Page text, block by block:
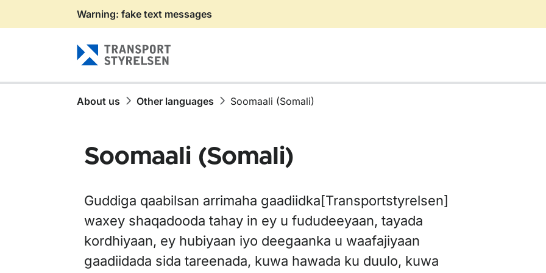
Gå till sidans innehåll
Warning: fake text messages
About us Other languages Soomaali (Somali)
Soomaali (Somali)
Guddiga qaabilsan arrimaha gaadiidka[Transportstyrelsen]
waxey shaqadooda tahay in ey u fududeeyaan, tayada
kordhiyaan, ey hubiyaan iyo deegaanka u waafajiyaan
gaadiidada sida tareenada, kuwa hawada ku duulo, kuwa